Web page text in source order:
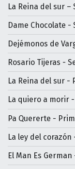
La Reina del sur –
Dame Chocolate -
Dejémonos de
Rosario Tijeras -
La Reina del sur -
La quiero a morir
Pa Quererte -
La ley del corazón
El Man Es